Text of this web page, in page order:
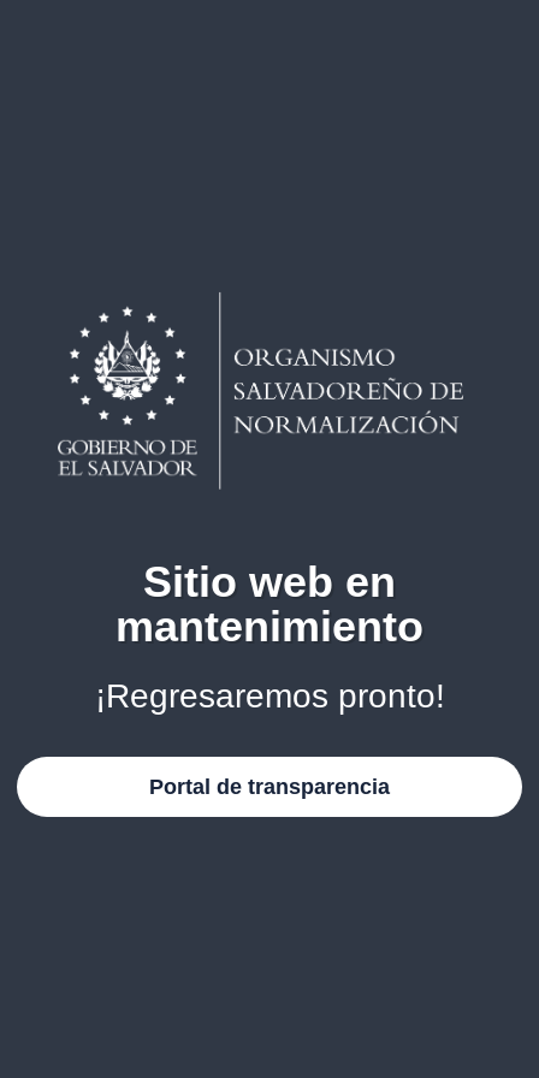
Sitio web en
mantenimiento
¡Regresaremos pronto!
Portal de transparencia